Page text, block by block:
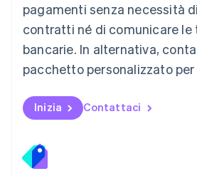
pagamenti senza necessità
contratti né di comunicare
bancarie. In alternativa,
pacchetto personalizzato
Inizia Contattaci
Norvegia
English
Nuova Zelanda
English
NederlandsEnglish
English
Portogallo
RAS di Hong Kong, Cina
English